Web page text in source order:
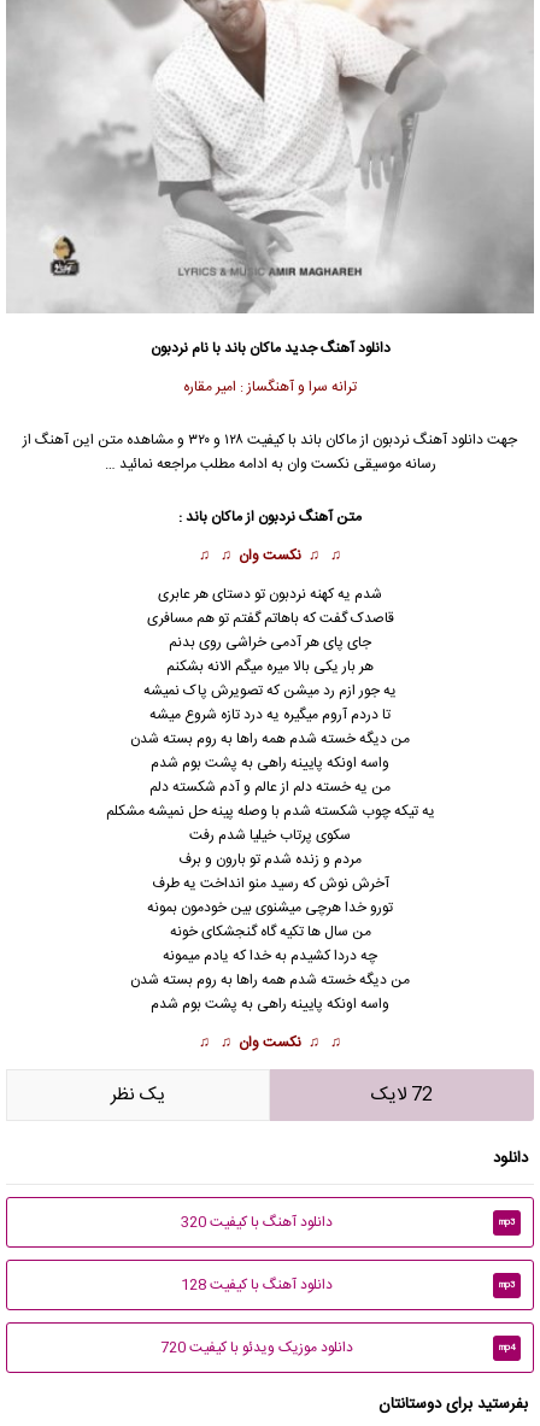
دانلود آهنگ جدیدماکان باندبا نام نردبون
ترانه سرا و آهنگساز : امیر مقاره
جهت دانلود آهنگ نردبون ازماکان باند
با کیفیت ۱۲۸ و ۳۲۰ و مشاهده متن این آهنگ از
رسانه موسیقی نکست وان به ادامه مطلب مراجعه نمائید …
متن آهنگ نردبون ازماکان باند:
♫ ♫ نکست وان ♫ ♫
شدم یه کهنه نردبون تو دستای هر عابری
قاصدک گفت که باهاتم گفتم تو هم مسافری
جای پای هر آدمی خراشی روی بدنم
هر بار یکی بالا میره میگم الانه بشکنم
یه جور ازم رد میشن که تصویرش پاک نمیشه
تا دردم آروم میگیره یه درد تازه شروع میشه
من دیگه خسته شدم همه راها به روم بسته شدن
واسه اونکه پایینه راهی به پشت بوم شدم
من یه خسته دلم از عالم و آدم شکسته دلم
یه تیکه چوب شکسته شدم با وصله پینه حل نمیشه مشکلم
سکوی پرتاب خیلیا شدم رفت
مردم و زنده شدم تو بارون و برف
آخرش نوش که رسید منو انداخت یه طرف
تورو خدا هرچی میشنوی بین خودمون بمونه
من سال ها تکیه گاه گنجشکای خونه
چه دردا کشیدم به خدا که یادم میمونه
من دیگه خسته شدم همه راها به روم بسته شدن
واسه اونکه پایینه راهی به پشت بوم شدم
♫ ♫ نکست وان ♫ ♫
72 لایک يک نظر
دانلود
mp3 دانلود آهنگ با کیفیت 320
mp3 دانلود آهنگ با کیفیت 128
mp4 دانلود موزیک ویدئو با کیفیت 720
بفرستید برای دوستانتان